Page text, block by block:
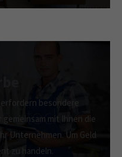
besondere
mit Ihnen die
Unternehmen. Um Geld
zu handeln.